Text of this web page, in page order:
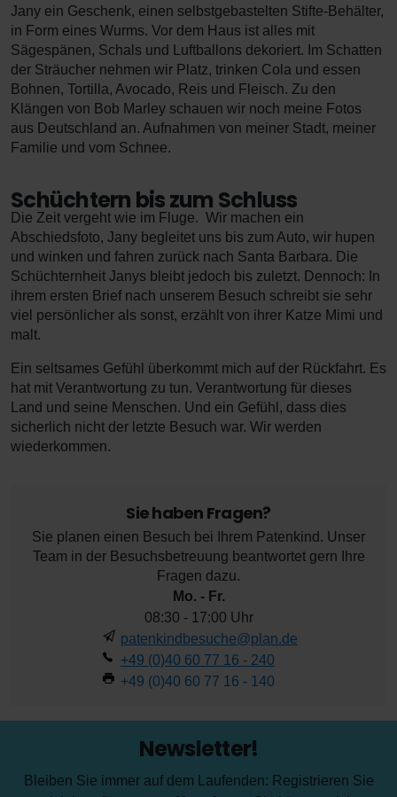
Jany ein Geschenk, einen selbstgebastelten Stifte-Behälter,
in Form eines Wurms. Vor dem Haus ist alles mit
Sägespänen, Schals und Luftballons dekoriert. Im Schatten
der Sträucher nehmen wir Platz, trinken Cola und essen
Bohnen, Tortilla, Avocado, Reis und Fleisch. Zu den
Klängen von Bob Marley schauen wir noch meine Fotos
aus Deutschland an. Aufnahmen von meiner Stadt, meiner
Familie und vom Schnee.
Schüchtern bis zum Schluss
Die Zeit vergeht wie im Fluge. Wir machen ein
Abschiedsfoto, Jany begleitet uns bis zum Auto, wir hupen
und winken und fahren zurück nach Santa Barbara. Die
Schüchternheit Janys bleibt jedoch bis zuletzt. Dennoch: In
ihrem ersten Brief nach unserem Besuch schreibt sie sehr
viel persönlicher als sonst, erzählt von ihrer Katze Mimi und
malt.
Ein seltsames Gefühl überkommt mich auf der Rückfahrt. Es
hat mit Verantwortung zu tun. Verantwortung für dieses
Land und seine Menschen. Und ein Gefühl, dass dies
sicherlich nicht der letzte Besuch war. Wir werden
wiederkommen.
Sie haben Fragen?
Sie planen einen Besuch bei Ihrem Patenkind. Unser
Team in der Besuchsbetreuung beantwortet gern Ihre
Fragen dazu.
Mo. - Fr.
08:30 - 17:00 Uhr
patenkindbesuche@plan.de
+49 (0)40 60 77 16 - 240
+49 (0)40 60 77 16 - 140
Newsletter!
Bleiben Sie immer auf dem Laufenden: Registrieren Sie